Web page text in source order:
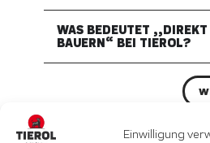
Einwilligung
WAS BEDEUTET
BAUERN“ BEI TIEROL?